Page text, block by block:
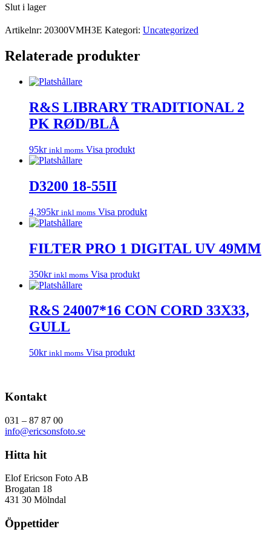
Slut i lager
Artikelnr: 20300VMH3E Kategori: Uncategorized
Relaterade produkter
R&S LIBRARY TRADITIONAL 2
PK RØD/BLÅ
95kr inkl moms Visa produkt
D3200 18-55II
4,395kr inkl moms Visa produkt
FILTER PRO 1 DIGITAL UV 49MM
350kr inkl moms Visa produkt
R&S 24007*16 CON CORD 33X33,
GULL
50kr inkl moms Visa produkt
Kontakt
031 – 87 87 00
info@ericsonsfoto.se
Hitta hit
Elof Ericson Foto AB
Brogatan 18
431 30 Mölndal
Öppettider